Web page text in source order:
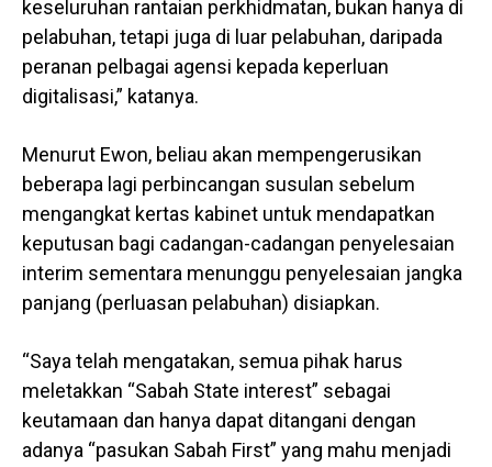
keseluruhan rantaian perkhidmatan, bukan hanya di
pelabuhan, tetapi juga di luar pelabuhan, daripada
peranan pelbagai agensi kepada keperluan
digitalisasi,” katanya.
Menurut Ewon, beliau akan mempengerusikan
beberapa lagi perbincangan susulan sebelum
mengangkat kertas kabinet untuk mendapatkan
keputusan bagi cadangan-cadangan penyelesaian
interim sementara menunggu penyelesaian jangka
panjang (perluasan pelabuhan) disiapkan.
“Saya telah mengatakan, semua pihak harus
meletakkan “Sabah State interest” sebagai
keutamaan dan hanya dapat ditangani dengan
adanya “pasukan Sabah First” yang mahu menjadi